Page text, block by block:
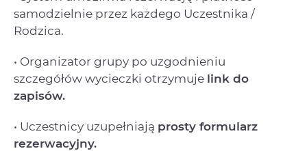
samodzielnie przez każdego Uczestnika /
Rodzica.
• Organizator grupy po uzgodnieniu
szczegółów wycieczki otrzymuje link do
zapisów.
• Uczestnicy uzupełniają prosty formularz
rezerwacyjny.